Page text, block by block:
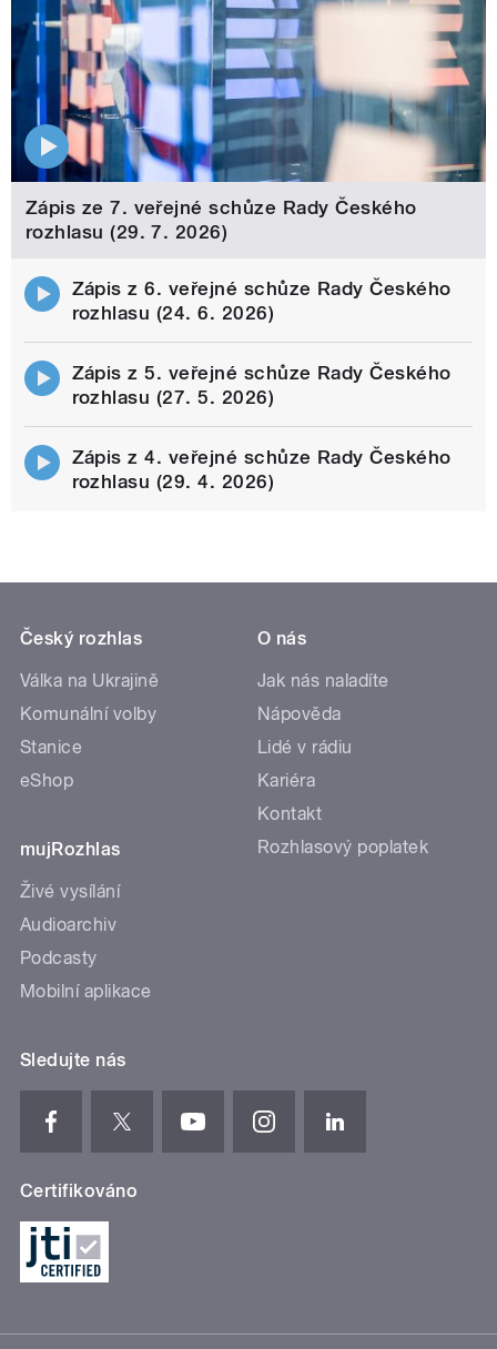
Zápis ze 7. veřejné schůze Rady Českého
rozhlasu (29. 7. 2026)
Zápis z 6. veřejné schůze Rady Českého
rozhlasu (24. 6. 2026)
Zápis z 5. veřejné schůze Rady Českého
rozhlasu (27. 5. 2026)
Zápis z 4. veřejné schůze Rady Českého
rozhlasu (29. 4. 2026)
Český rozhlas
Válka na Ukrajině
Komunální volby
Stanice
eShop
mujRozhlas
Živé vysílání
Audioarchiv
Podcasty
Mobilní aplikace
O nás
Jak nás naladíte
Nápověda
Lidé v rádiu
Kariéra
Kontakt
Rozhlasový poplatek
Sledujte nás
Certifikováno